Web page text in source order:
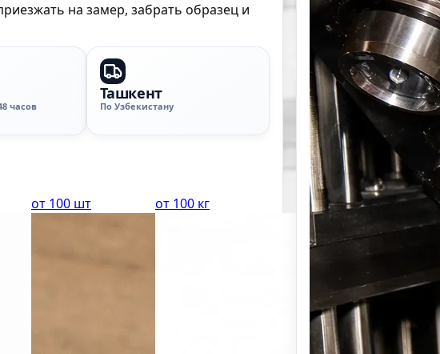
на замер, забрать образец и
часов
Ташкент
По Узбекистану
от 100 шт от 100 кг